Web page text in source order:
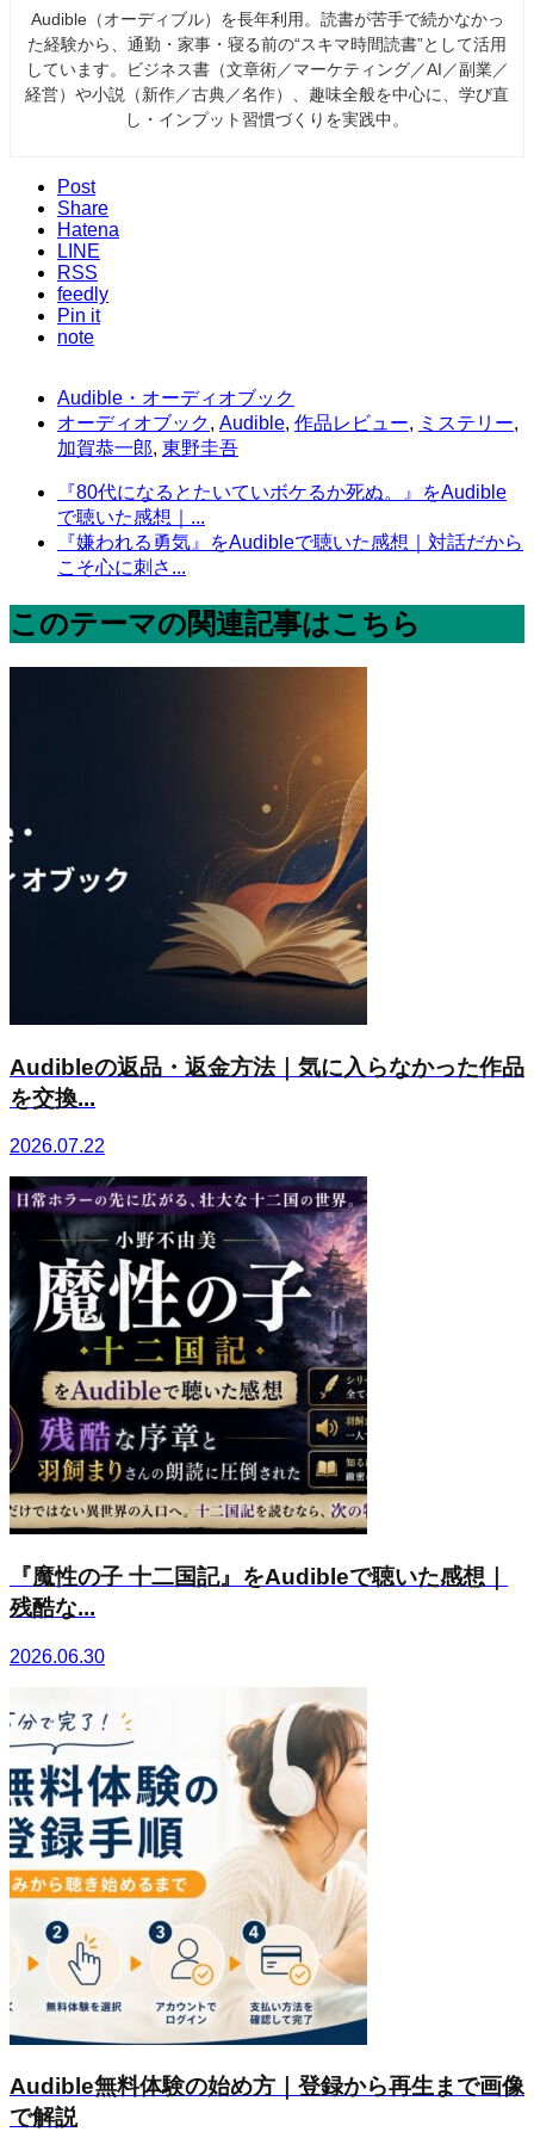
Audible（オーディブル）を長年利用。読書が苦手で続かなかっ
た経験から、通勤・家事・寝る前の“スキマ時間読書”として活用
しています。ビジネス書（文章術／マーケティング／AI／副業／
経営）や小説（新作／古典／名作）、趣味全般を中心に、学び直
し・インプット習慣づくりを実践中。
Post
Share
Hatena
LINE
RSS
feedly
Pin it
note
Audible・オーディオブック
オーディオブック, Audible, 作品レビュー, ミステリー,
加賀恭一郎, 東野圭吾
『80代になるとたいていボケるか死ぬ。』をAudible
で聴いた感想｜...
『嫌われる勇気』をAudibleで聴いた感想｜対話だから
こそ心に刺さ...
このテーマの関連記事はこちら
Audibleの返品・返金方法｜気に入らなかった作品
を交換...
2026.07.22
『魔性の子 十二国記』をAudibleで聴いた感想｜
残酷な...
2026.06.30
Audible無料体験の始め方｜登録から再生まで画像
で解説